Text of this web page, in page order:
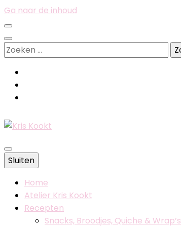
Ga naar de inhoud
Zoeken
naar:
Kris Kookt
Belgische foodblog
Sluiten
Home
Atelier Kris Kookt
Recepten
Snacks, Broodjes, Quiche & Wrap’s